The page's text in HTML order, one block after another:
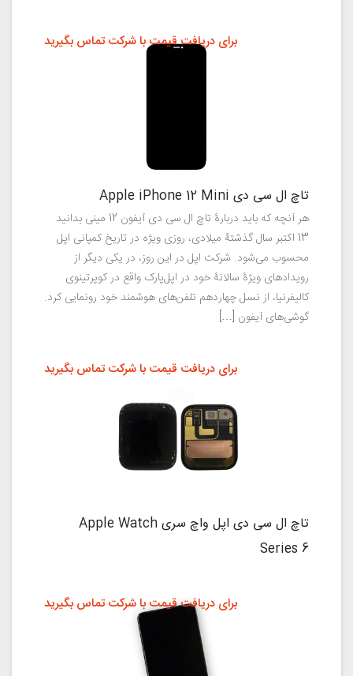
تاچ ال سی دی Apple iPhone 12 Mini
هر آنچه که باید دربارهٔ تاچ ال سی دی آیفون 12 مینی بدانید
13 اکتبر سال گذشتهٔ میلادی، روزی ویژه در تاریخ کمپانی اپل
محسوب می‌شود. شرکت اپل در این روز، در یکی دیگر از
رویدادهای ویژهٔ سالانهٔ خود در اپل‌پارک واقع در کوپرتینوی
کالیفرنیا، از نسل چهاردهم تلفن‌های هوشمند خود رونمایی کرد.
گوشی‌های آیفون […]
برای دریافت قیمت با شرکت تماس بگیرید
تاچ ال سی دی اپل واچ سری Apple Watch
Series 6
برای دریافت قیمت با شرکت تماس بگیرید
برای دریافت قیمت با شرکت تماس بگیرید